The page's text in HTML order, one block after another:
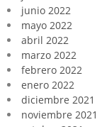
junio 2022
mayo 2022
abril 2022
marzo 2022
febrero 2022
enero 2022
diciembre 2021
noviembre 2021